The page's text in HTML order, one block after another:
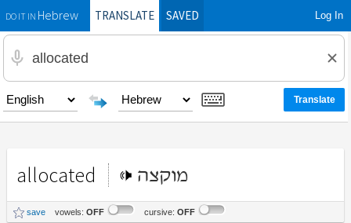
DO IT INHebrewTRANSLATE SAVED Log In
allocated מוקצה
save vowels: OFF cursive: OFF